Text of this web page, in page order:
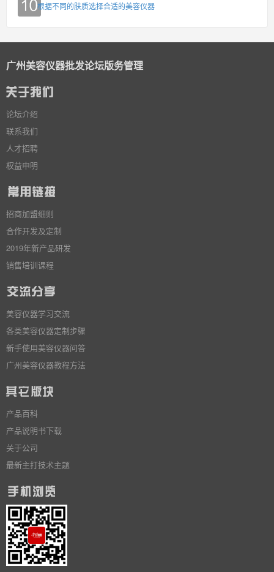
根据不同的肤质选择合适的美容仪器
广州美容仪器批发论坛版务管理
论坛介绍
联系我们
人才招聘
权益申明
招商加盟细则
合作开发及定制
2019年新产品研发
销售培训课程
美容仪器学习交流
各类美容仪器定制步骤
新手使用美容仪器问答
广州美容仪器教程方法
产品百科
产品说明书下载
关于公司
最新主打技术主题